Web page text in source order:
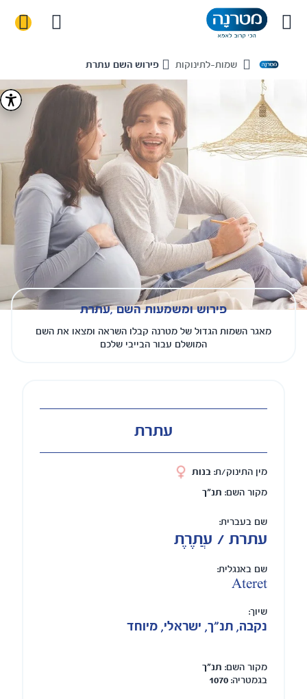
Home שמות-לתינוקות פירוש השם עתרת
פירוש ומשמעות השם ,עתרת
מאגר השמות הגדול של מטרנה קבלו השראה ומצאו את השם
המושלם עבור הבייבי שלכם
עתרת
מין התינוק/ת: בנות
מקור השם: תנ"ך
שם בעברית:
עתרת / עֲתֶרֶת
שם באנגלית:
Ateret
שיוך:
נקבה, תנ"ך, ישראלי, מיוחד
מקור השם: תנ"ך
בגמטריה: 1070